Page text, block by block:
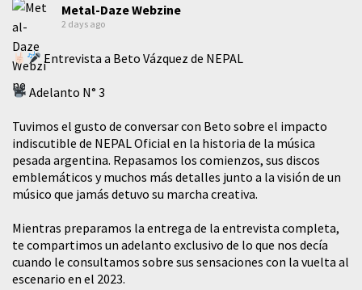
Metal-Daze Webzine
2 days ago
Entrevista a Beto Vázquez de NEPAL
Adelanto N° 3
Tuvimos el gusto de conversar con Beto sobre el impacto
indiscutible de NEPAL Oficial en la historia de la música
pesada argentina. Repasamos los comienzos, sus discos
emblemáticos y muchos más detalles junto a la visión de un
músico que jamás detuvo su marcha creativa.
Mientras preparamos la entrega de la entrevista completa,
te compartimos un adelanto exclusivo de lo que nos decía
cuando le consultamos sobre sus sensaciones con la vuelta al
escenario en el 2023.